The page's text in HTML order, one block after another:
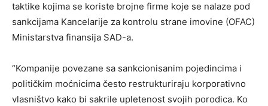
taktike kojima se koriste brojne firme koje se nalaze pod
sankcijama Kancelarije za kontrolu strane imovine (OFAC)
Ministarstva finansija SAD-a.
“Kompanije povezane sa sankcionisanim pojedincima i
političkim moćnicima često restrukturiraju korporativno
vlasništvo kako bi sakrile upletenost svojih porodica. Ko